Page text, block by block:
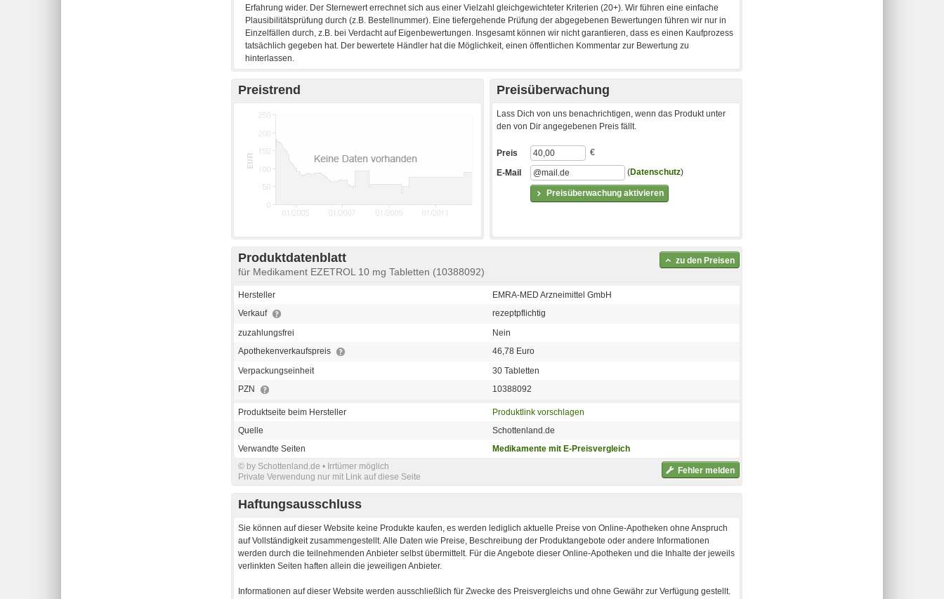
Preistrend Preisüberwachung
Lass Dich von uns benachrichtigen, wenn das Produkt unter
den von Dir angegebenen Preis fällt.
Preisüberwachung aktivieren
Preis €
E-Mail (Datenschutz)
Produktdatenblatt
für Medikament EZETROL 10 mg Tabletten (10388092)
zu den Preisen
Hersteller
EMRA-MED Arzneimittel GmbH
Verkauf
rezeptpflichtig
zuzahlungsfrei
Nein
Apothekenverkaufspreis
46,78 Euro
Verpackungseinheit
30 Tabletten
PZN
10388092
Produktseite beim Hersteller
Produktlink vorschlagen
Quelle
Schottenland.de
Verwandte Seiten
Medikamente mit E-Preisvergleich
Fehler melden
© by Schottenland.de • Irrtümer möglich
Private Verwendung nur mit Link auf diese Seite
Haftungsausschluss
Sie können auf dieser Website keine Produkte kaufen, es werden lediglich aktuelle Preise von Online-Apotheken ohne Anspruch
auf Vollständigkeit zusammengestellt. Alle Daten wie Preise, Beschreibung der Produktangebote oder andere Informationen
werden durch die teilnehmenden Anbieter selbst übermittelt. Für die Angebote dieser Online-Apotheken und die Inhalte der jeweils
verlinkten Seiten haften allein die jeweiligen Anbieter.
Informationen auf dieser Website werden ausschließlich für Zwecke des Preisvergleichs und ohne Gewähr zur Verfügung gestellt.